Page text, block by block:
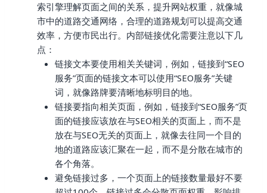
索引擎理解页面之间的关系，提升网站权重，就像城
市中的道路交通网络，合理的道路规划可以提高交通
效率，方便市民出行。内部链接优化需要注意以下几
点：
链接文本要使用相关关键词，例如，链接到“SEO
服务”页面的链接文本可以使用“SEO服务”关键
词，就像路牌要清晰地标明目的地。
链接要指向相关页面，例如，链接到“SEO服务”页
面的链接应该放在与SEO相关的页面上，而不是
放在与SEO无关的页面上，就像去往同一个目的
地的道路应该汇聚在一起，而不是分散在城市的
各个角落。
避免链接过多，一个页面上的链接数量最好不要